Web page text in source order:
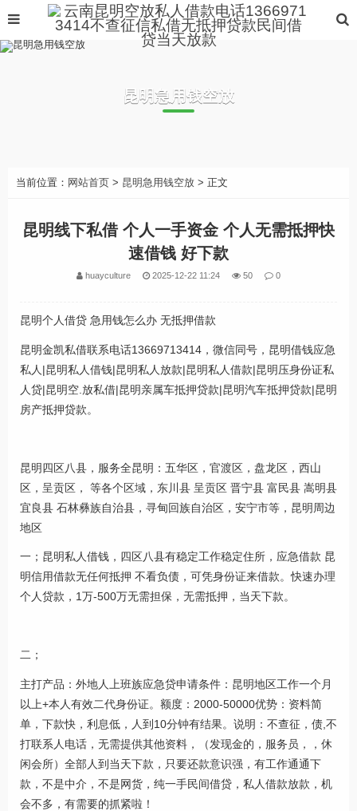
昆明急用钱空放
当前位置： 网站首页 > 昆明急用钱空放 > 正文
昆明线下私借 个人一手资金 个人无需抵押快
速借钱 好下款
huayculture 2025-12-22 11:24 50 0
昆明个人借贷 急用钱怎么办 无抵押借款
昆明金凯私借联系电话13669713414，微信同号，昆明借钱应急
私人|昆明私人借钱|昆明私人放款|昆明私人借款|昆明压身份证私
人贷|昆明空.放私借|昆明亲属车抵押贷款|昆明汽车抵押贷款|昆明
房产抵押贷款。
昆明四区八县，服务全昆明：五华区，官渡区，盘龙区，西山
区，呈贡区， 等各个区域，东川县 呈贡区 晋宁县 富民县 嵩明县
宜良县 石林彝族自治县，寻甸回族自治区，安宁市等，昆明周边
地区
一；昆明私人借钱，四区八县有稳定工作稳定住所，应急借款 昆
明信用借款无任何抵押 不看负债，可凭身份证来借款。快速办理
个人贷款，1万-500万无需担保，无需抵押，当天下款。
二；
主打产品：外地人上班族应急贷申请条件：昆明地区工作一个月
以上+本人有效二代身份证。额度：2000-50000优势：资料简
单，下款快，利息低，人到10分钟有结果。说明：不查征，债,不
打联系人电话，无需提供其他资料，（发现金的，服务员，，休
闲会所）全部人到当天下款，只要还款意识强，有工作通通下
款，不是中介，不是网货，纯一手民间借贷，私人借款放款，机
会不多，有需要的抓紧啦！